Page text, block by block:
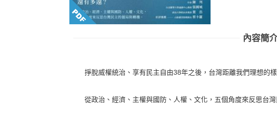
內容簡
掙脫威權統治、享有民主自由38年之後，台灣距離我們理想的
從政治、經濟、主權與國防、人權、文化，五個角度來反思台